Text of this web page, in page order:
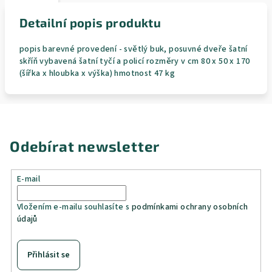
Detailní popis produktu
popis barevné provedení - světlý buk, posuvné dveře šatní
skříň vybavená šatní tyčí a policí rozměry v cm 80 x 50 x 170
(šířka x hloubka x výška) hmotnost 47 kg
Odebírat newsletter
E-mail
Vložením e-mailu souhlasíte s podmínkami ochrany osobních
údajů
Přihlásit se